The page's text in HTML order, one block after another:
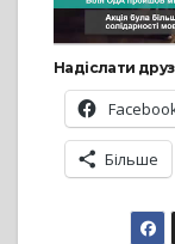
Надіслати
Більше